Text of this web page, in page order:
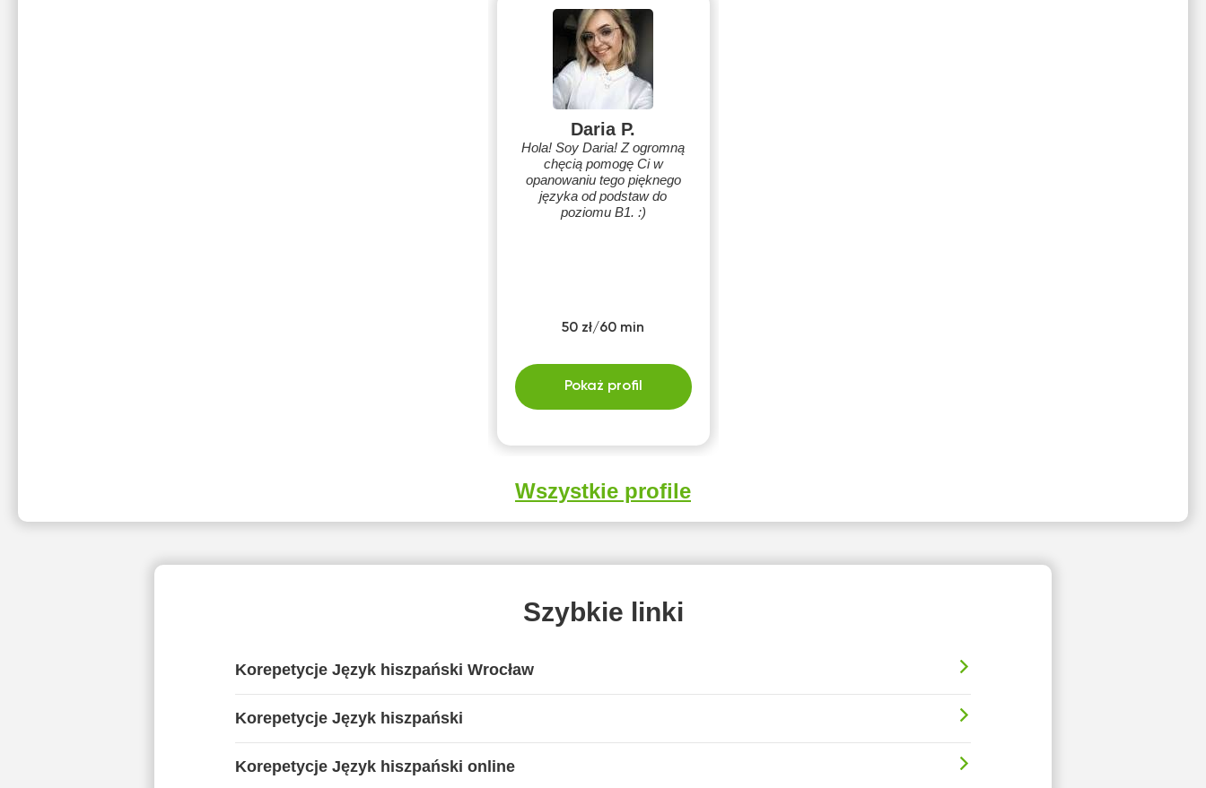
Daria P.
Hola! Soy Daria! Z ogromną
chęcią pomogę Ci w
opanowaniu tego pięknego
języka od podstaw do
poziomu B1. :)
50 zł/60 min
Pokaż profil
Wszystkie profile
Szybkie linki
Korepetycje Język hiszpański Wrocław
Korepetycje Język hiszpański
Korepetycje Język hiszpański online